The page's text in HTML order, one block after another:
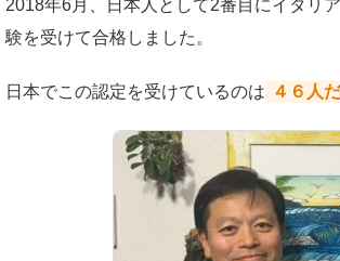
2018年6月、日本人として2番目にイタリ
験を受けて合格しました。
日本でこの認定を受けているのは ４６人